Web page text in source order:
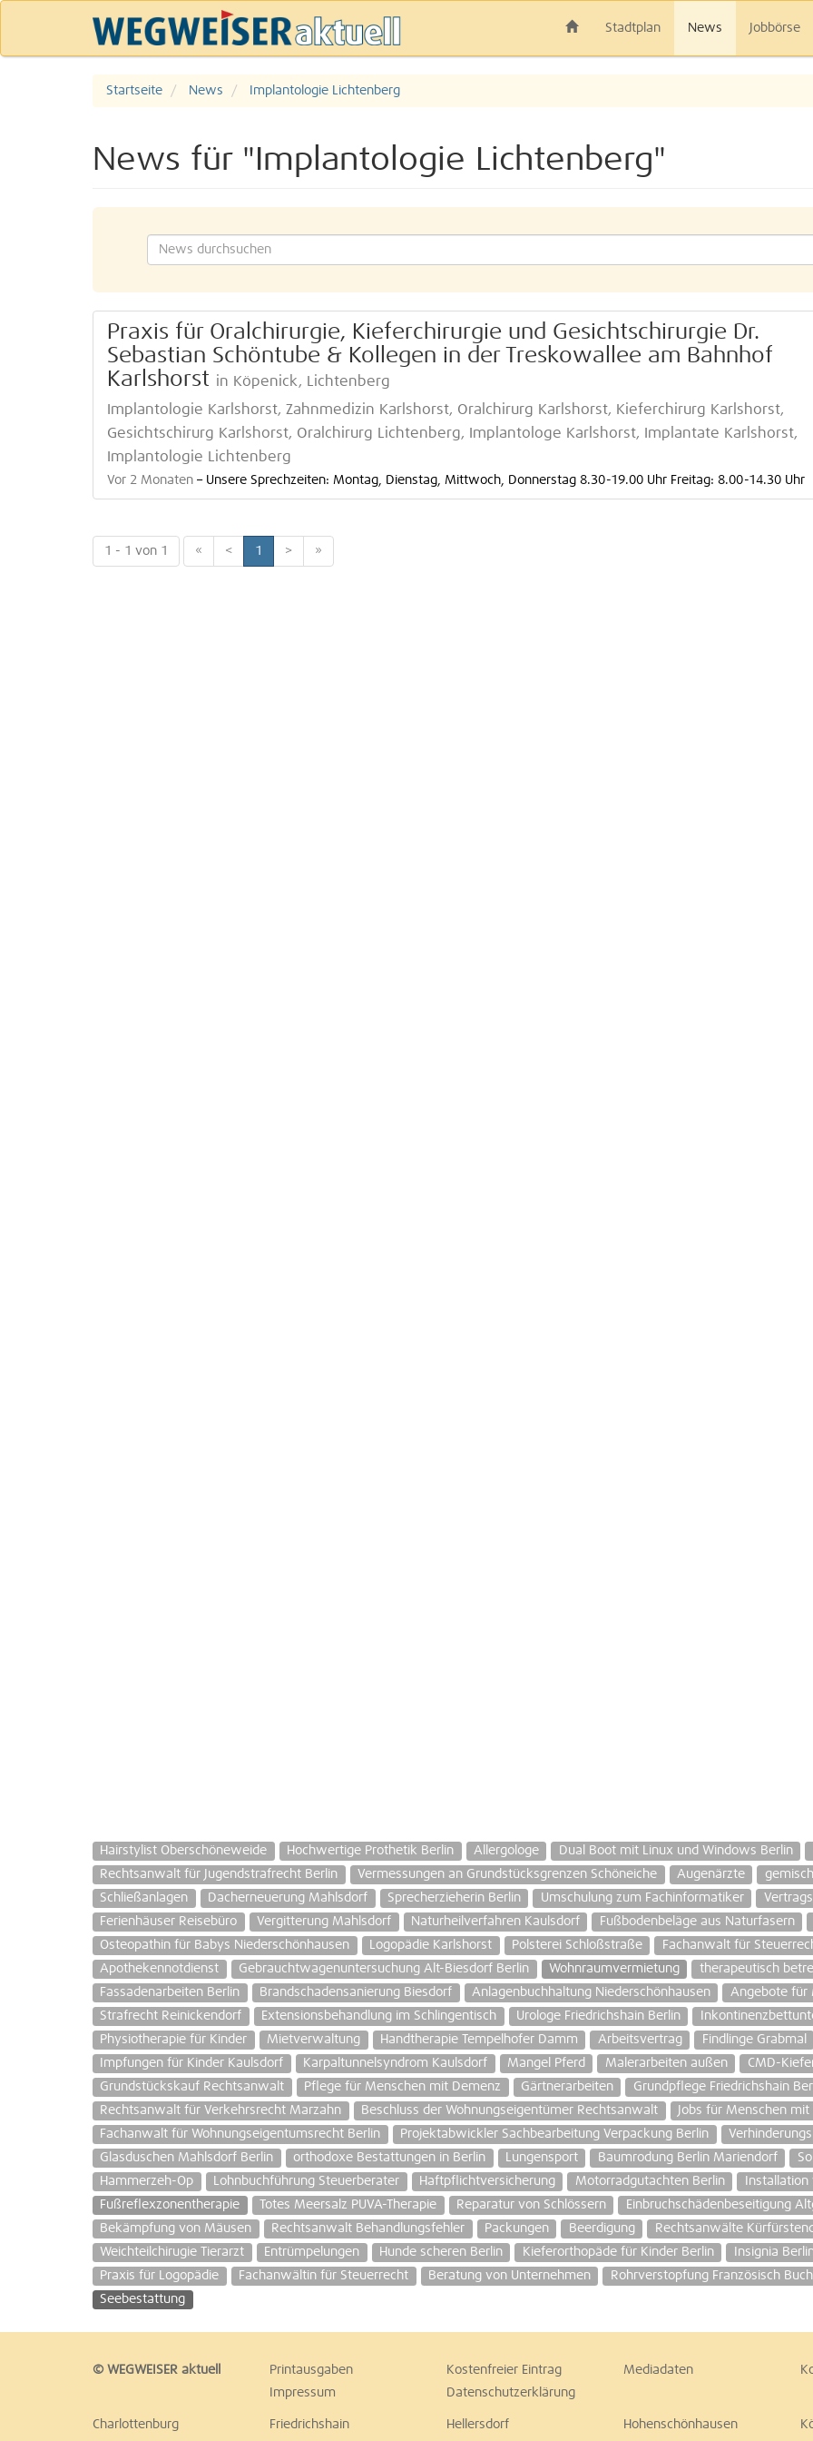
Stadtplan News Jobbörse
Startseite News Implantologie Lichtenberg
News für "Implantologie Lichtenberg"
Praxis für Oralchirurgie, Kieferchirurgie und Gesichtschirurgie Dr.
Sebastian Schöntube & Kollegen in der Treskowallee am Bahnhof
Karlshorst in Köpenick, Lichtenberg
Implantologie Karlshorst, Zahnmedizin Karlshorst, Oralchirurg Karlshorst, Kieferchirurg Karlshorst,
Gesichtschirurg Karlshorst, Oralchirurg Lichtenberg, Implantologe Karlshorst, Implantate Karlshorst,
Implantologie Lichtenberg
Vor 2 Monaten – Unsere Sprechzeiten: Montag, Dienstag, Mittwoch, Donnerstag 8.30-19.00 Uhr Freitag: 8.00-14.30 Uhr
1 - 1 von 1 « < 1 > »
Hairstylist Oberschöneweide Hochwertige Prothetik Berlin Allergologe Dual Boot mit Linux und Windows Berlin
Rechtsanwalt für Jugendstrafrecht Berlin
Vermessungen an Grundstücksgrenzen Schöneiche Augenärzte
Schließanlagen
Dacherneuerung Mahlsdorf Sprecherzieherin Berlin Umschulung zum Fachinformatiker
Ferienhäuser Reisebüro
Vergitterung Mahlsdorf Naturheilverfahren Kaulsdorf Fußbodenbeläge aus Naturfasern
Osteopathin für Babys Niederschönhausen
Logopädie Karlshorst Polsterei Schloßstraße Fachanwalt für
Apothekennotdienst
Gebrauchtwagenuntersuchung Alt-Biesdorf Berlin Wohnraumvermietung therapeutisch
Fassadenarbeiten Berlin
Brandschadensanierung Biesdorf Anlagenbuchhaltung Niederschönhausen Angebote für
Strafrecht Reinickendorf
Extensionsbehandlung im Schlingentisch Urologe Friedrichshain Berlin
Physiotherapie für Kinder
Mietverwaltung Handtherapie Tempelhofer Damm Arbeitsvertrag Findlinge Grabmal
Impfungen für Kinder Kaulsdorf
Karpaltunnelsyndrom Kaulsdorf Mangel Pferd Malerarbeiten außen CMD-
Grundstückskauf Rechtsanwalt
Pflege für Menschen mit Demenz Gärtnerarbeiten Grundpflege Friedrichshain
Rechtsanwalt für Verkehrsrecht Marzahn
Beschluss der Wohnungseigentümer Rechtsanwalt
Jobs für Menschen
Fachanwalt für Wohnungseigentumsrecht Berlin
Projektabwickler Sachbearbeitung Verpackung Berlin
Glasduschen Mahlsdorf Berlin
orthodoxe Bestattungen in Berlin Lungensport Baumrodung Berlin Mariendorf
Hammerzeh-Op
Lohnbuchführung Steuerberater Haftpflichtversicherung Motorradgutachten Berlin
Fußreflexzonentherapie
Totes Meersalz PUVA-Therapie Reparatur von Schlössern Einbruchschädenbeseitigung
Bekämpfung von Mäusen
Rechtsanwalt Behandlungsfehler Packungen Beerdigung Rechtsanwälte
Weichteilchirugie Tierarzt
Entrümpelungen Hunde scheren Berlin Kieferorthopäde für Kinder Berlin Insignia
Praxis für Logopädie
Fachanwältin für Steuerrecht Beratung von Unternehmen Rohrverstopfung Französisch
Seebestattung
© WEGWEISER aktuell Printausgaben Kostenfreier Eintrag Mediadaten
Impressum
Datenschutzerklärung
Charlottenburg Friedrichshain Hellersdorf Hohenschönhausen